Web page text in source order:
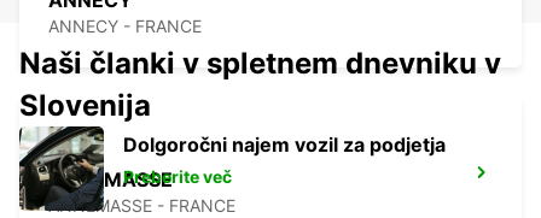
ANNECY - FRANCE
ANNEMASSE
ANNEMASSE - FRANCE
Naši članki v spletnem dnevniku v
Slovenija
Dolgoročni najem vozil za podjetja
Preberite več